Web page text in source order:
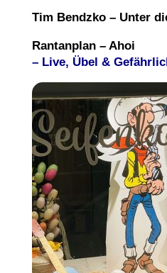
Tim Bendzko – Unter
Rantanplan – Ahoi
– Live, Übel &